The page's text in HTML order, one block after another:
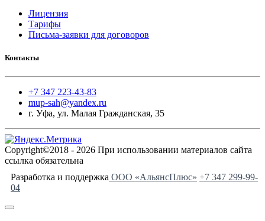
Лицензия
Тарифы
Письма-заявки для договоров
Контакты
+7 347 223-43-83
mup-sah@yandex.ru
г. Уфа, ул. Малая Гражданская, 35
Copyright©2018 - 2026 При использовании материалов сайта
ссылка обязательна
Разработка и поддержка ООО «АльянсПлюс» +7 347 299-99-
04